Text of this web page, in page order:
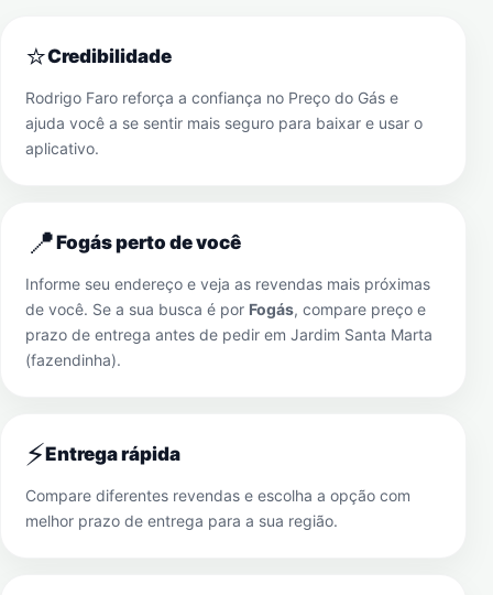
⭐Credibilidade
Rodrigo Faro reforça a confiança no Preço do Gás e
ajuda você a se sentir mais seguro para baixar e usar o
aplicativo.
📍Fogás perto de você
Informe seu endereço e veja as revendas mais próximas
de você. Se a sua busca é por Fogás, compare preço e
prazo de entrega antes de pedir em Jardim Santa Marta
(fazendinha).
⚡Entrega rápida
Compare diferentes revendas e escolha a opção com
melhor prazo de entrega para a sua região.